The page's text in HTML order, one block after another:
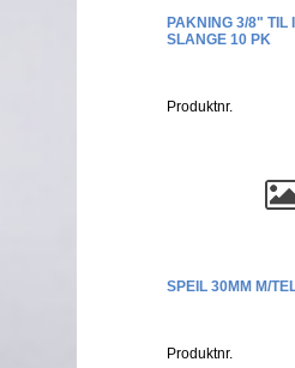
PAKNING 3/8" TIL
SLANGE 10 PK
Produktnr.
SPEIL 30MM M/
Produktnr.